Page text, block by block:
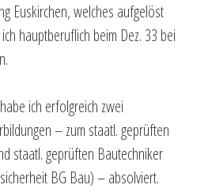
Euskirchen, welches aufgelöst
hauptberuflich beim Dez. 33 bei
ich erfolgreich zwei
– zum staatl. geprüften
staatl. geprüften Bautechniker
BG Bau) – absolviert.